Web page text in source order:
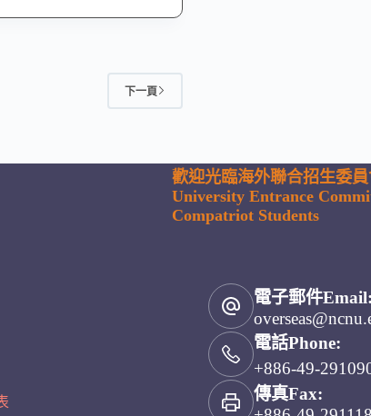
下一頁
歡迎光臨海外聯合招生委
University Entrance
Compatriot Students
電子郵件Email:
電話Phone:
+886-49-
傳真Fax: